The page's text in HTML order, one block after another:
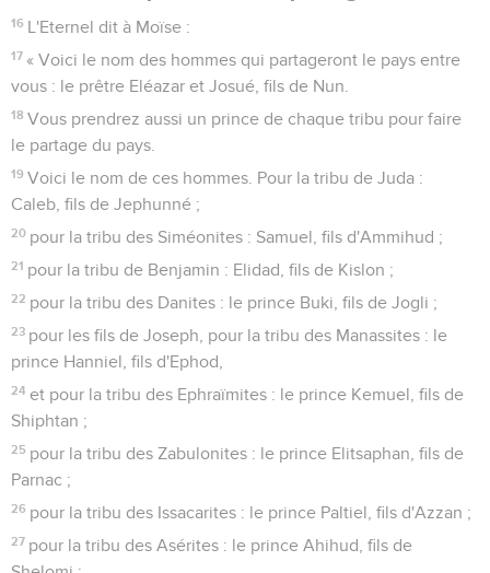
« Transmets ces instructions aux Israélites : Lorsque vous
aurez passé le Jourdain et que vous serez entrés dans le
pays de Canaan,
11
vous vous établirez des villes qui vous servent de villes de
refuge. L’auteur d’un homicide, celui qui aura tué quelqu’un
involontairement, pourra s'y enfuir.
12 Ces villes vous serviront de refuge contre le vengeur du
sang, afin que l’auteur de l’homicide ne soit pas mis à mort
avant d'avoir comparu devant l'assemblée pour être jugé.
13 Parmi les villes que vous donnerez, 6 vous serviront de
villes de refuge.
14 Vous donnerez 3 villes de l’autre côté du Jourdain et 3
dans le pays de Canaan. Ce seront des villes de refuge.
15 Ces 6 villes serviront de refuge aux Israélites, à l'étranger
et à l’immigré qui se trouve parmi vous. Là pourra s'enfuir
tout homme qui aura tué quelqu'un involontairement.
fer et que mort s’ensuive, c'est un meurtrier. Le meurtrier